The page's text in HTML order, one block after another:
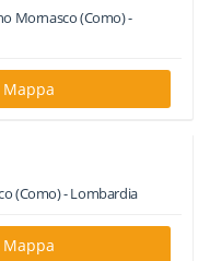
Mornasco(Como) -
Mappa
(Como) -Lombardia
Mappa